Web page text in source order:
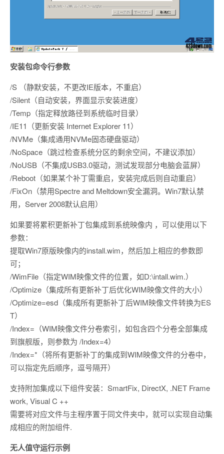
安装包命令行参数
/S （静默安装，不更改IE版本，不重启）
/Silent（自动安装，界面显示安装进度）
/Temp（指定释放路径到系统临时目录）
/IE11（更新安装 Internet Explorer 11）
/NVMe（集成通用NVMe固态硬盘驱动）
/NoSpace（跳过检查系统分区的剩余空间，不建议添加）
/NoUSB（不集成USB3.0驱动，测试发现部分电脑会蓝屏）
/Reboot（如果某个补丁需重启，安装完成后则自动重启）
/FixOn（禁用Spectre and Meltdown安全漏洞。Win7默认禁
用，Server 2008默认启用）
如果要将累积更新补丁包集成到系统映像内 ，可以使用以下
参数：
提取Win7原版映像内的install.wim，然后加上相应的参数即
可；
/WimFile（指定WIM映像文件的位置，如D:\intall.wim.）
/Optimize（集成所有更新补丁后优化WIM映像文件的大小）
/Optimize=esd（集成所有更新补丁后WIM映像文件转换为ES
T）
/Index=（WIM映像文件分卷索引，如包含四个分卷全部集成
到旗舰版，则参数为 /Index=4）
/Index=*（将所有更新补丁的集成到WIM映像文件的分卷中，
可以指定先后顺序，逗号隔开）
支持附加集成以下组件安装：SmartFix, DirectX, .NET Frame
work, Visual C ++
需要将对应文件与主程序置于同文件夹中，就可以实现自动集
成相应的附加组件.
无人值守运行示例